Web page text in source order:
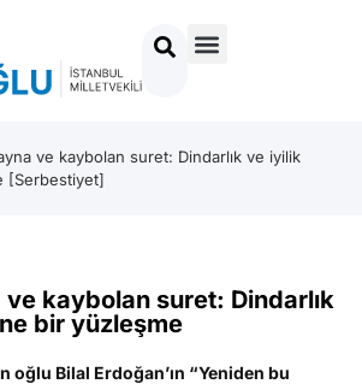
ayna ve kaybolan suret: Dindarlık ve iyilik
[Serbestiyet]
ve kaybolan suret: Dindarlık
bir yüzleşme
oğlu Bilal Erdoğan’ın “Yeniden bu